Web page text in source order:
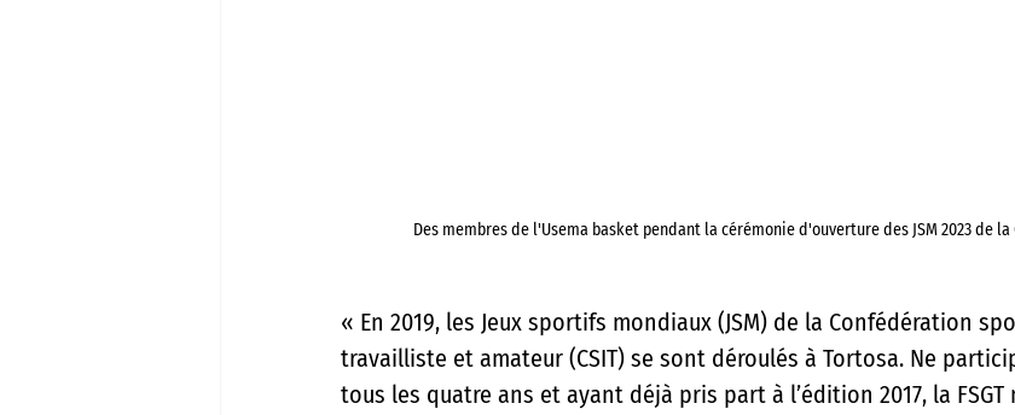
Des membres de l'Usema basket pendant la cérémonie d'ouverture des JSM 2023 de la
« En 2019, les Jeux sportifs mondiaux (JSM) de la Confédération
travailliste et amateur (CSIT) se sont déroulés à Tortosa. Ne
tous les quatre ans et ayant déjà pris part à l’édition 2017, la